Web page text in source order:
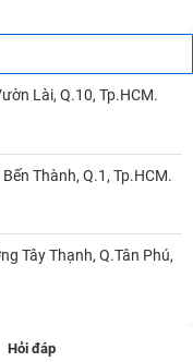
Lài, Q.10, Tp.HCM.
Thành, Q.1, Tp.HCM.
Tây Thạnh, Q.Tân Phú,
Hỏi đáp